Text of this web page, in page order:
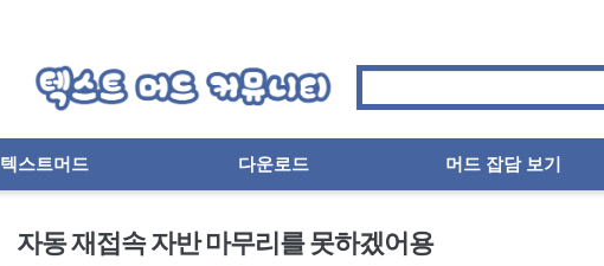
텍스트머드 다운로드 머드 잡담 보기
자동 재접속 자반 마무리를 못하겠어용